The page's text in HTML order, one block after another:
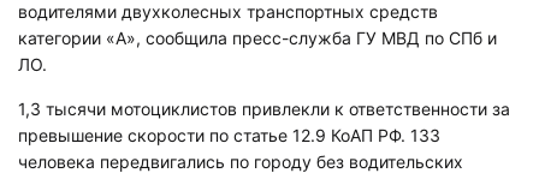
водителями двухколесных транспортных средств
категории «А», сообщила пресс-служба ГУ МВД по СПб и
ЛО.
1,3 тысячи мотоциклистов привлекли к ответственности за
превышение скорости по статье 12.9 КоАП РФ. 133
человека передвигались по городу без водительских